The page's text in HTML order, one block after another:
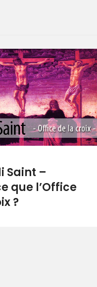
Saint –
que l’Office
?